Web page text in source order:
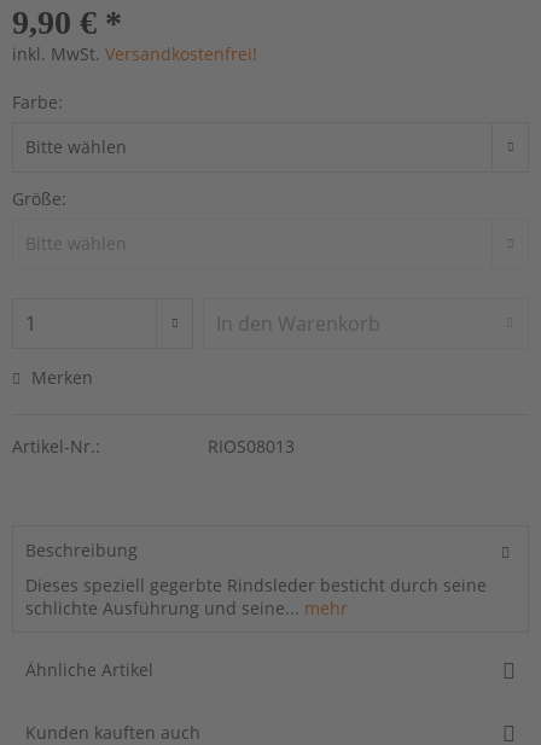
9,90 € *
inkl. MwSt. Versandkostenfrei!
Farbe:
Größe:
In den Warenkorb
Merken
Artikel-Nr.: RIOS08013
Beschreibung
Dieses speziell gegerbte Rindsleder besticht durch seine
schlichte Ausführung und seine... mehr
Ähnliche Artikel
Kunden kauften auch